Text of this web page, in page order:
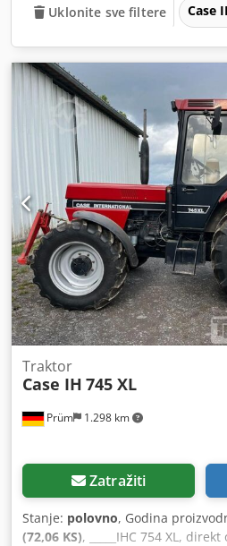
Uklonite sve filtere Case
Prüm 1.298 km
Traktor
Case IH 745 XL
Zatražiti
Stanje: polovno, Godina
(72,06 KS), _____IHC 754 XL,